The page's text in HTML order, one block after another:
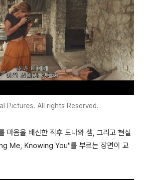
Pictures. All rights Reserved.
마음을 배신한 직후 도나와 샘, 그리고 현실
Me, Knowing You"를 부르는 장면이 교